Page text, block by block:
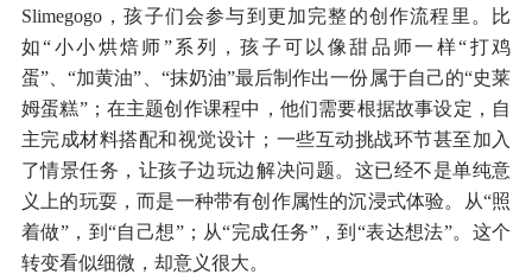
Slimegogo，孩子们会参与到更加完整的创作流程里。比
如“小小烘焙师”系列，孩子可以像甜品师一样“打鸡
蛋”、“加黄油”、“抹奶油”最后制作出一份属于自己的“史莱
姆蛋糕”；在主题创作课程中，他们需要根据故事设定，自
主完成材料搭配和视觉设计；一些互动挑战环节甚至加入
了情景任务，让孩子边玩边解决问题。这已经不是单纯意
义上的玩耍，而是一种带有创作属性的沉浸式体验。从“照
着做”，到“自己想”；从“完成任务”，到“表达想法”。这个
转变看似细微，却意义很大。